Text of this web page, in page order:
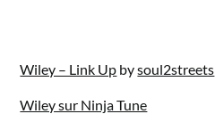
Wiley – Link Up bysoul2streets
Wiley sur Ninja Tune